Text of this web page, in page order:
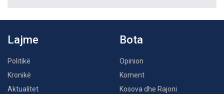
Lajme
Politikë
Kronikë
Aktualitet
Bota
Opinion
Koment
Kosova dhe Rajoni